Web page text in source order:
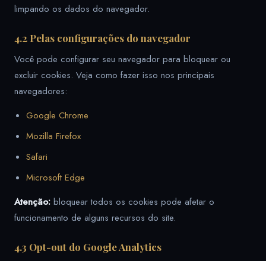
limpando os dados do navegador.
4.2 Pelas configurações do navegador
Você pode configurar seu navegador para bloquear ou
excluir cookies. Veja como fazer isso nos principais
navegadores:
Google Chrome
Mozilla Firefox
Safari
Microsoft Edge
Atenção: bloquear todos os cookies pode afetar o
funcionamento de alguns recursos do site.
4.3 Opt-out do Google Analytics